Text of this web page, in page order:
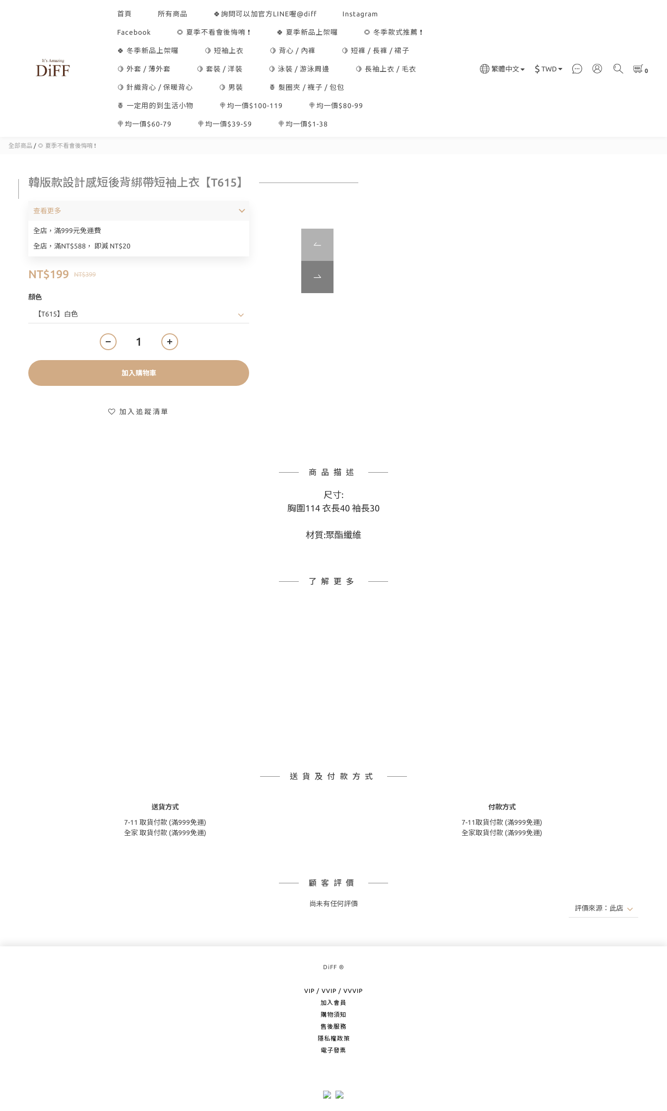
首頁 所有商品 🍀詢問可以加官方LINE喔@diff Instagram
Facebook 🌻 夏季不看會後悔唷 ❗ 🍀 夏季新品上架囉 🌻 冬季款式推薦 ❗
🍀 冬季新品上架囉 🍋 短袖上衣 🍋 背心 / 內褲 🍋 短褲 / 長褲 / 裙子
🍋 外套 / 薄外套 🍋 套裝 / 洋裝 🍋 泳裝 / 游泳周邊 🍋 長袖上衣 / 毛衣
🍋 針織背心 / 保暖背心 🍋 男裝 🍍 髮圈夾 / 襪子 / 包包
🍍 一定用的到生活小物 🍭均一價$100-119 🍭均一價$80-99
🍭均一價$60-79 🍭均一價$39-59 🍭均一價$1-38
繁體中文 $ TWD
全部商品 / 🌻 夏季不看會後悔唷 ❗
韓版款設計感短後背綁帶短袖上衣【T615】
全店，滿999元免運費
全店，滿NT$588， 即減 NT$20
查看更多
NT$399
NT$199
顏色
加入購物車
加入追蹤清單
商品描述
尺寸:
胸圍114 衣長40 袖長30
材質:聚酯纖維
了解更多
送貨及付款方式
送貨方式
7-11 取貨付款 (滿999免運)
全家 取貨付款 (滿999免運)
付款方式
7-11取貨付款 (滿999免運)
全家取貨付款 (滿999免運)
顧客評價
尚未有任何評價
DiFF ®
VIP / VVIP / VVVIP
加入會員
購物須知
售後服務
隱私權政策
電子發票